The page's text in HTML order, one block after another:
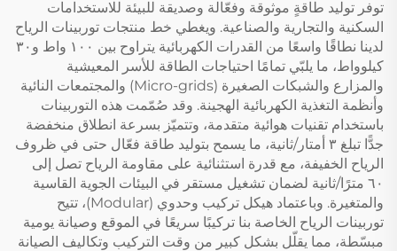
توفر توليد طاقةٍ موثوقة وفعّالة وصديقة للبيئة للاستخدامات
السكنية والتجارية والصناعية. ويغطي خط منتجات توربينات الرياح
لدينا نطاقًا واسعًا من القدرات الكهربائية يتراوح بين ١٠٠ واط و٣٠
كيلوواط، ما يلبّي تمامًا احتياجات الطاقة للأسر المعيشية
والمزارع والشبكات الصغيرة (Micro-grids) والمجتمعات النائية
وأنظمة التغذية الكهربائية الهجينة. وقد صُمّمت هذه التوربينات
باستخدام تقنيات هوائية متقدمة، وتتميّز بسرعة انطلاق منخفضة
جدًّا تبلغ ٣ أمتار/ثانية، ما يسمح بتوليد طاقة فعّال حتى في ظروف
الرياح الخفيفة، مع قدرة استثنائية على مقاومة الرياح تصل إلى
٦٠ مترًا/ثانية لضمان تشغيل مستقر في البيئات الجوية القاسية
والمتغيرة. وباعتماد هيكل تركيب وحدوي (Modular)، تتيح
توربينات الرياح الخاصة بنا تركيبًا سريعًا في الموقع وصيانة يومية
مبسّطة، مما يقلّل بشكل كبير من وقت التركيب وتكاليف الصيانة